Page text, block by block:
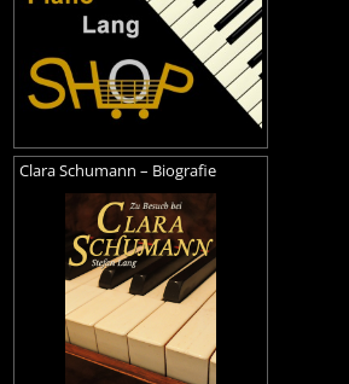
Clara Schumann – Biografie